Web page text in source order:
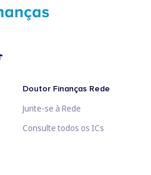
Doutor Finanças Rede
Junte-se à Rede
Consulte todos os ICs